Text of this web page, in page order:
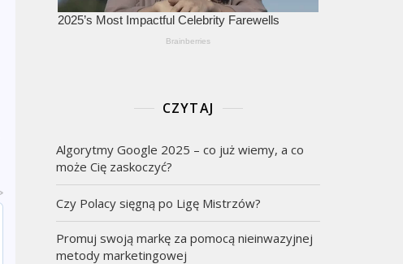
CZYTAJ
Algorytmy Google 2025 – co już wiemy, a co
może Cię zaskoczyć?
Czy Polacy sięgną po Ligę Mistrzów?
Promuj swoją markę za pomocą nieinwazyjnej
metody marketingowej